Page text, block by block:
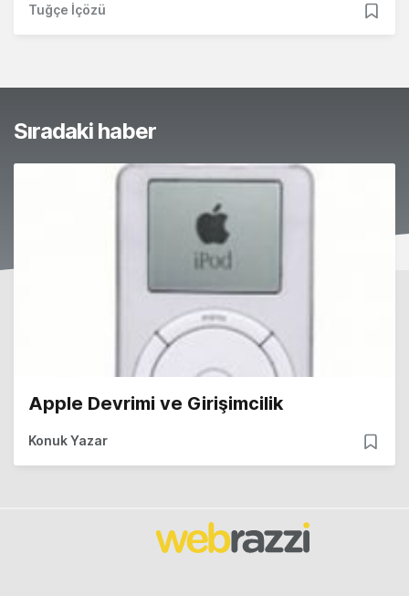
Tuğçe İçözü
Sıradaki haber
Apple Devrimi ve Girişimcilik
Konuk Yazar